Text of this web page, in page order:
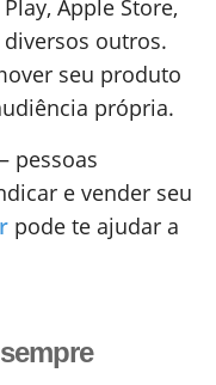
Apple Store,
diversos outros.
seu produto
própria.
pessoas
e vender seu
pode te ajudar a